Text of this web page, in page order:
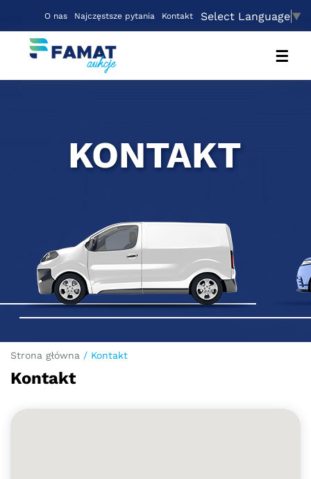
O nas Najczęstsze pytania Kontakt Select Language▼
☰
Strona główna / Kontakt
Kontakt